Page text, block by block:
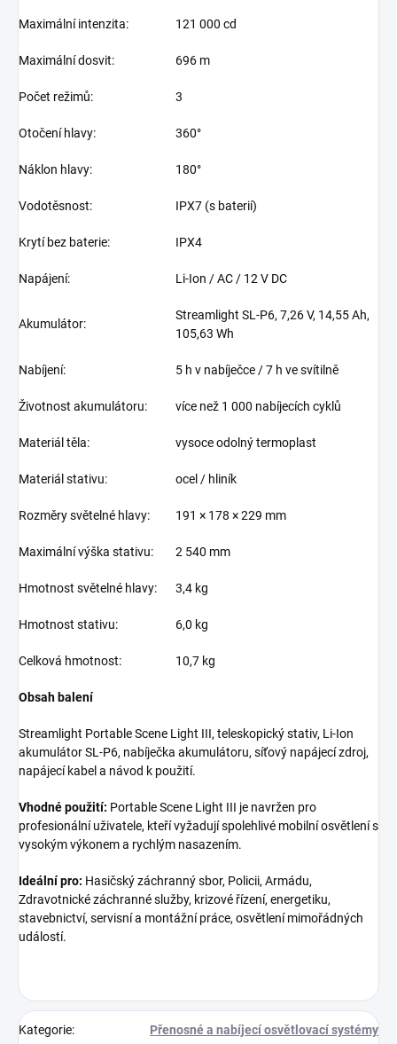
Maximální intenzita: 121 000 cd
Maximální dosvit: 696 m
Počet režimů: 3
Otočení hlavy: 360°
Náklon hlavy: 180°
Vodotěsnost: IPX7 (s baterií)
Krytí bez baterie: IPX4
Napájení: Li-Ion / AC / 12 V DC
Akumulátor:
Streamlight SL-P6, 7,26 V, 14,55 Ah,
105,63 Wh
Nabíjení: 5 h v nabíječce / 7 h ve svítilně
Životnost akumulátoru: více než 1 000 nabíjecích cyklů
Materiál těla: vysoce odolný termoplast
Materiál stativu: ocel / hliník
Rozměry světelné hlavy: 191 × 178 × 229 mm
Maximální výška stativu: 2 540 mm
Hmotnost světelné hlavy: 3,4 kg
Hmotnost stativu: 6,0 kg
Celková hmotnost: 10,7 kg
Obsah balení
Streamlight Portable Scene Light III, teleskopický stativ, Li-Ion
akumulátor SL-P6, nabíječka akumulátoru, síťový napájecí zdroj,
napájecí kabel a návod k použití.
Vhodné použití: Portable Scene Light III je navržen pro
profesionální uživatele, kteří vyžadují spolehlivé mobilní osvětlení s
vysokým výkonem a rychlým nasazením.
Ideální pro: Hasičský záchranný sbor, Policii, Armádu,
Zdravotnické záchranné služby, krizové řízení, energetiku,
stavebnictví, servisní a montážní práce, osvětlení mimořádných
událostí.
Kategorie: Přenosné a nabíjecí osvětlovací systémy